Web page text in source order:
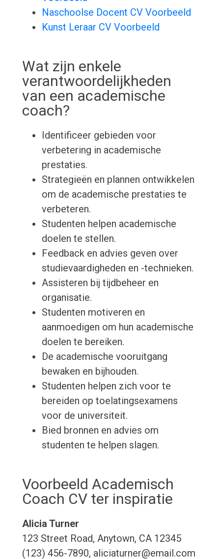
Naschoolse Docent CV Voorbeeld
Kunst Leraar CV Voorbeeld
Wat zijn enkele
verantwoordelijkheden
van een academische
coach?
Identificeer gebieden voor
verbetering in academische
prestaties.
Strategieën en plannen ontwikkelen
om de academische prestaties te
verbeteren.
Studenten helpen academische
doelen te stellen.
Feedback en advies geven over
studievaardigheden en -technieken.
Assisteren bij tijdbeheer en
organisatie.
Studenten motiveren en
aanmoedigen om hun academische
doelen te bereiken.
De academische vooruitgang
bewaken en bijhouden.
Studenten helpen zich voor te
bereiden op toelatingsexamens
voor de universiteit.
Bied bronnen en advies om
studenten te helpen slagen.
Voorbeeld Academisch
Coach CV ter inspiratie
Alicia Turner
123 Street Road, Anytown, CA 12345
(123) 456-7890, aliciaturner@email.com